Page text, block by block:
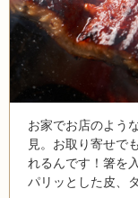
お家でお店のよう
見。お取り寄せで
れるんです！箸を
パリッとした皮、